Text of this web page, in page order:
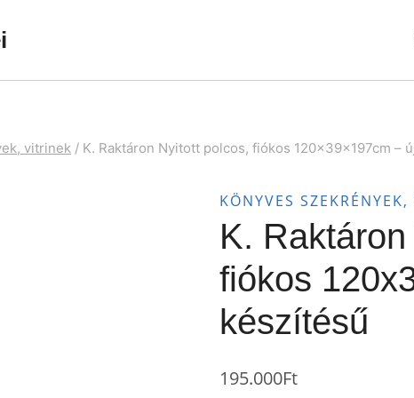
vitrinek / K. Raktáron Nyitott polcos, fiókos 120x39x197cm –
KÖNYVES
K.
fiókos
készítésű
195.000Ft